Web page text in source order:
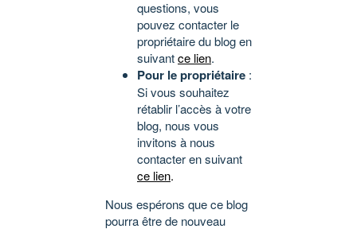
questions, vous
pouvez contacter le
propriétaire du blog en
suivantce lien.
Pour le propriétaire :
Si vous souhaitez
rétablir l’accès à votre
blog, nous vous
invitons à nous
contacter en suivant
ce lien.
Nous espérons que ce blog
pourra être de nouveau